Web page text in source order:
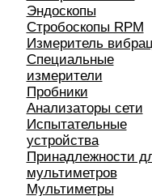
Эндоскопы
Стробоскопы RPM
Измеритель
Специальные
измерители
Пробники
Анализаторы сети
Испытательные
устройства
Принадлежности
мультиметров
Мультиметры